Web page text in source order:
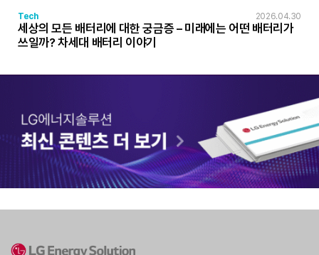
Tech 2026.04.30
세상의 모든 배터리에 대한 궁금증 – 미래에는 어떤 배터리가
쓰일까? 차세대 배터리 이야기